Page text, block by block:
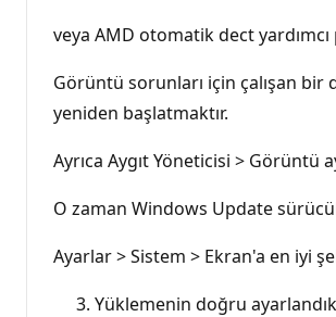
veya AMD otomatik dect
Görüntü sorunları için çalışan bir
yeniden başlatmaktır.
Ayrıca Aygıt Yöneticisi > Görüntü
O zaman Windows Update
Ayarlar > Sistem > Ekran'a en iyi
Yüklemenin doğru